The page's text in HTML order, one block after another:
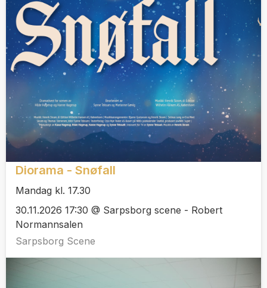
Diorama - Snøfall
Mandag kl. 17.30
30.11.2026 17:30 @ Sarpsborg scene - Robert
Normannsalen
Sarpsborg Scene